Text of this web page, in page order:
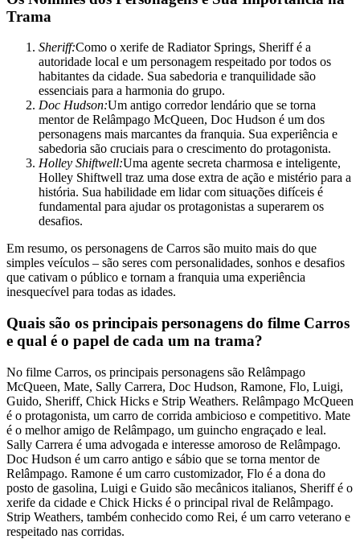
Trama
Sheriff:Como o xerife de Radiator Springs, Sheriff é a
autoridade local e um personagem respeitado por todos os
habitantes da cidade. Sua sabedoria e tranquilidade são
essenciais para a harmonia do grupo.
Doc Hudson:Um antigo corredor lendário que se torna
mentor de Relâmpago McQueen, Doc Hudson é um dos
personagens mais marcantes da franquia. Sua experiência e
sabedoria são cruciais para o crescimento do protagonista.
Holley Shiftwell:Uma agente secreta charmosa e inteligente,
Holley Shiftwell traz uma dose extra de ação e mistério para a
história. Sua habilidade em lidar com situações difíceis é
fundamental para ajudar os protagonistas a superarem os
desafios.
Em resumo, os personagens de Carros são muito mais do que
simples veículos – são seres com personalidades, sonhos e desafios
que cativam o público e tornam a franquia uma experiência
inesquecível para todas as idades.
Quais são os principais personagens do filme Carros
e qual é o papel de cada um na trama?
No filme Carros, os principais personagens são Relâmpago
McQueen, Mate, Sally Carrera, Doc Hudson, Ramone, Flo, Luigi,
Guido, Sheriff, Chick Hicks e Strip Weathers. Relâmpago McQueen
é o protagonista, um carro de corrida ambicioso e competitivo. Mate
é o melhor amigo de Relâmpago, um guincho engraçado e leal.
Sally Carrera é uma advogada e interesse amoroso de Relâmpago.
Doc Hudson é um carro antigo e sábio que se torna mentor de
Relâmpago. Ramone é um carro customizador, Flo é a dona do
posto de gasolina, Luigi e Guido são mecânicos italianos, Sheriff é o
xerife da cidade e Chick Hicks é o principal rival de Relâmpago.
Strip Weathers, também conhecido como Rei, é um carro veterano e
respeitado nas corridas.